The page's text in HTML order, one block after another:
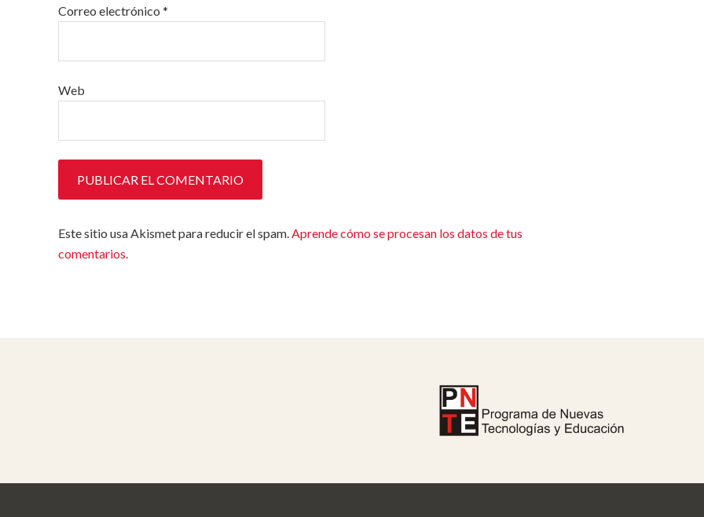
Correo electrónico *
Web
Este sitio usa Akismet para reducir el spam.Aprende cómo se procesan los datos de tus
comentarios.